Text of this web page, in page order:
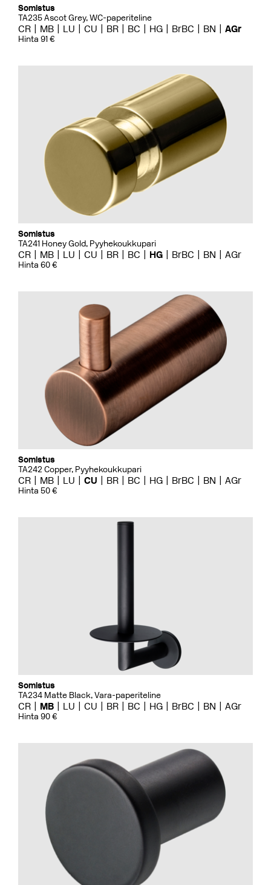
Somistus
TA235 Ascot Grey, WC-paperiteline
CR MB LU CU BR BC HG BrBC BN AGr
Hinta 91 €
Somistus
TA241 Honey Gold, Pyyhekoukkupari
CR MB LU CU BR BC HG BrBC BN AGr
Hinta 60 €
Somistus
TA242 Copper, Pyyhekoukkupari
CR MB LU CU BR BC HG BrBC BN AGr
Hinta 50 €
Somistus
TA234 Matte Black, Vara-paperiteline
CR MB LU CU BR BC HG BrBC BN AGr
Hinta 90 €